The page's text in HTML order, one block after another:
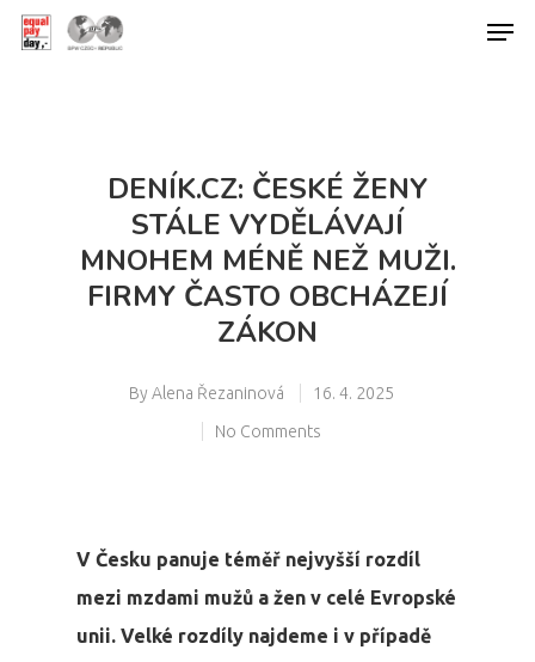
DENÍK.CZ: ČESKÉ ŽENY
STÁLE VYDĚLÁVAJÍ
MNOHEM MÉNĚ NEŽ MUŽI.
FIRMY ČASTO OBCHÁZEJÍ
ZÁKON
By Alena Řezaninová
16. 4. 2025
No Comments
V Česku panuje téměř nejvyšší rozdíl
mezi mzdami mužů a žen v celé Evropské
unii. Velké rozdíly najdeme i v případě